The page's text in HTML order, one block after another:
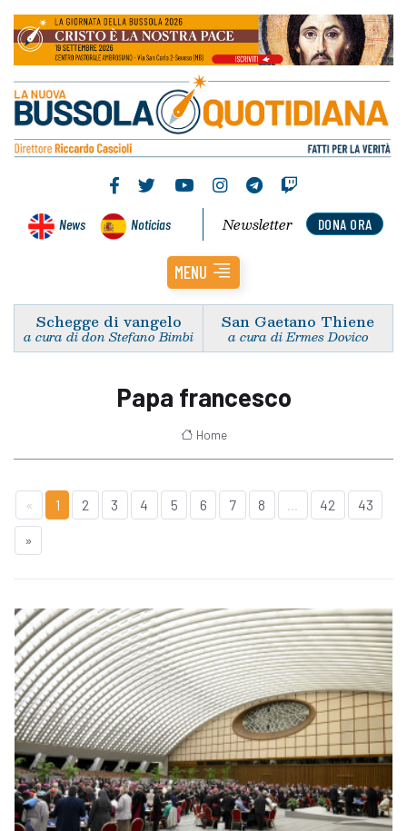
News Noticias DONA ORA
Newsletter
MENU
Schegge di vangelo
a cura di don Stefano Bimbi
San Gaetano Thiene
a cura di Ermes Dovico
Papa francesco
Home
« 1 2 3 4 5 6 7 8 42 43
»